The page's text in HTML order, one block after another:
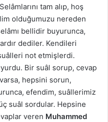
tam alıp, hoş
olduğumuzu nereden
bellidir buyurunca,
dediler. Kendileri
not etmişlerdi.
Bir suâl sorup, cevap
hepsini sorun,
efendim, suâllerimiz
suâl sordular. Hepsine
veren Muhammed